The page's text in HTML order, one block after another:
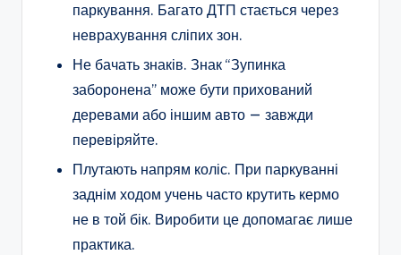
паркування. Багато ДТП стається через
неврахування сліпих зон.
Не бачать знаків. Знак “Зупинка
заборонена” може бути прихований
деревами або іншим авто — завжди
перевіряйте.
Плутають напрям коліс. При паркуванні
заднім ходом учень часто крутить кермо
не в той бік. Виробити це допомагає лише
практика.